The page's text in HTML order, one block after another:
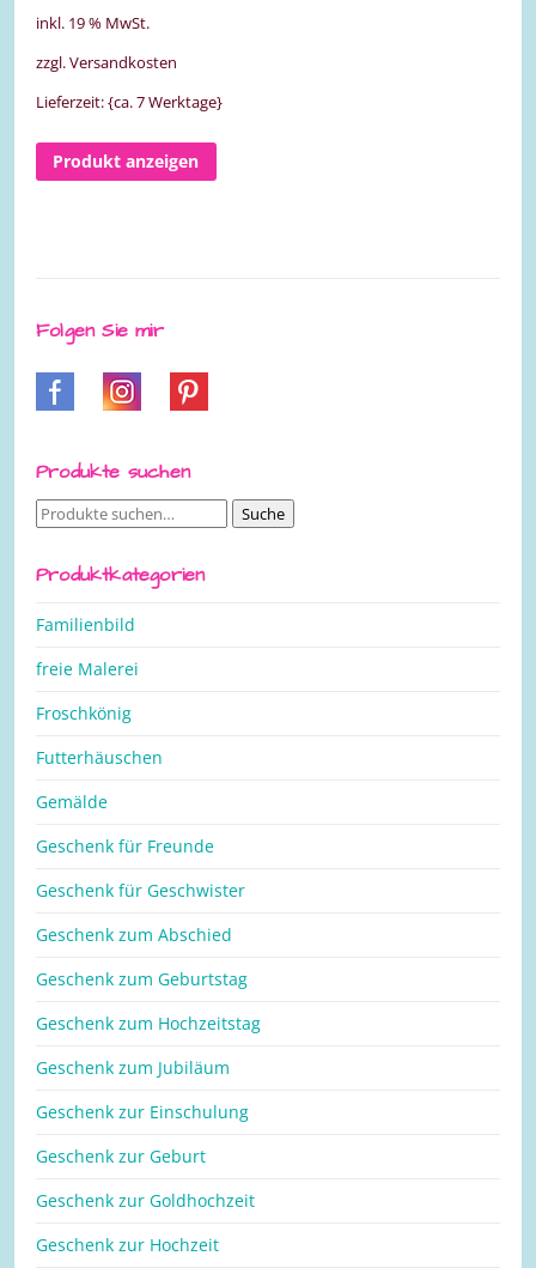
inkl. 19 % MwSt.
zzgl. Versandkosten
Lieferzeit: {ca. 7 Werktage}
Produkt anzeigen
Folgen Sie mir
Produkte suchen
Suche
Suche
Produktkategorien
Familienbild
freie Malerei
Froschkönig
Futterhäuschen
Gemälde
Geschenk für Freunde
Geschenk für Geschwister
Geschenk zum Abschied
Geschenk zum Geburtstag
Geschenk zum Hochzeitstag
Geschenk zum Jubiläum
Geschenk zur Einschulung
Geschenk zur Geburt
Geschenk zur Goldhochzeit
Geschenk zur Hochzeit